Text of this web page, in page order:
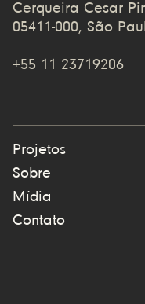
Cerqueira Cesar
05411-000, São
+55 11 23719206
Projetos
Sobre
Mídia
Contato